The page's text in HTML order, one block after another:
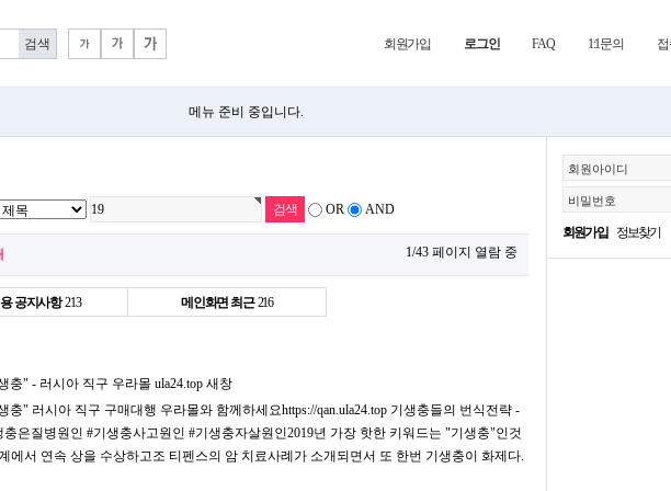
회원가입 로그인 FAQ 1:1문의 접
메뉴 준비 중입니다.
회원아이디
비밀번호
회원가입 정보찾기
OR AND
1/43 페이지 열람 중
공지사항 213 메인화면 최근 216
충" - 러시아 직구 우라몰 ula24.top 새창
" 러시아 직구 구매대행 우라몰와 함께하세요https://qan.ula24.top 기생충들의 번식전략 -
은질병원인 #기생충사고원인 #기생충자살원인2019년 가장 핫한 키워드는 "기생충"인것
에서 연속 상을 수상하고조 티펜스의 암 치료사례가 소개되면서 또 한번 기생충이 화제다.